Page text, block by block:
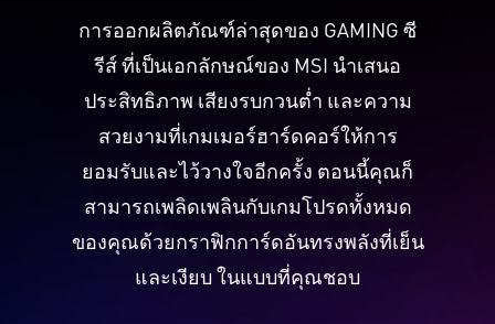
การออกผลิตภัณฑ์ล่าสุดของ GAMING ซี
รีส์ ที่เป็นเอกลักษณ์ของ MSI นำเสนอ
ประสิทธิภาพ เสียงรบกวนต่ำ และความ
สวยงามที่เกมเมอร์ฮาร์ดคอร์ให้การ
ยอมรับและไว้วางใจอีกครั้ง ตอนนี้คุณก็
สามารถเพลิดเพลินกับเกมโปรดทั้งหมด
ของคุณด้วยกราฟิกการ์ดอันทรงพลังที่เย็น
และเงียบ ในแบบที่คุณชอบ